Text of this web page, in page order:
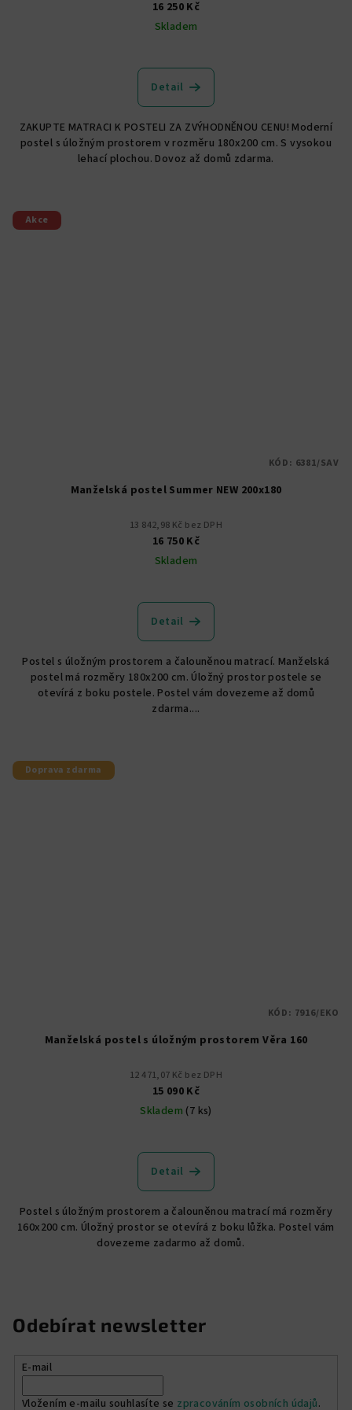
16 250 Kč
Skladem
Detail
ZAKUPTE MATRACI K POSTELI ZA ZVÝHODNĚNOU CENU! Moderní
postel s úložným prostorem v rozměru 180x200 cm. S vysokou
lehací plochou. Dovoz až domů zdarma.
Akce
Manželská postel Summer NEW 200x180
13 842,98 Kč bez DPH
16 750 Kč
Skladem
Detail
Postel s úložným prostorem a čalouněnou matrací. Manželská
postel má rozměry 180x200 cm. Úložný prostor postele se
otevírá z boku postele. Postel vám dovezeme až domů
zdarma....
KÓD: 6381/SAV
Doprava zdarma
Manželská postel s úložným prostorem Věra 160
12 471,07 Kč bez DPH
15 090 Kč
Skladem (7 ks)
hodnocení
produktu
z
5
hvězdiček.
Detail
Postel s úložným prostorem a čalouněnou matrací má rozměry
160x200 cm. Úložný prostor se otevírá z boku lůžka. Postel vám
dovezeme zadarmo až domů.
KÓD: 7916/EKO
Odebírat newsletter
E-mail
Vložením e-mailu souhlasíte se zpracováním osobních údajů.